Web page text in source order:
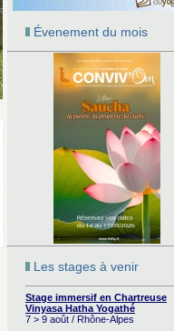
Évenement du mois
Les stages à venir
Stage immersif en Chartreuse
Vinyasa Hatha Yogathé
7 > 9 août / Rhône-Alpes